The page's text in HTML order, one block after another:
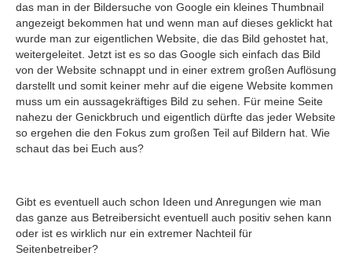
das man in der Bildersuche von Google ein kleines Thumbnail
angezeigt bekommen hat und wenn man auf dieses geklickt hat
wurde man zur eigentlichen Website, die das Bild gehostet hat,
weitergeleitet. Jetzt ist es so das Google sich einfach das Bild
von der Website schnappt und in einer extrem großen Auflösung
darstellt und somit keiner mehr auf die eigene Website kommen
muss um ein aussagekräftiges Bild zu sehen. Für meine Seite
nahezu der Genickbruch und eigentlich dürfte das jeder Website
so ergehen die den Fokus zum großen Teil auf Bildern hat. Wie
schaut das bei Euch aus?
Gibt es eventuell auch schon Ideen und Anregungen wie man
das ganze aus Betreibersicht eventuell auch positiv sehen kann
oder ist es wirklich nur ein extremer Nachteil für
Seitenbetreiber?